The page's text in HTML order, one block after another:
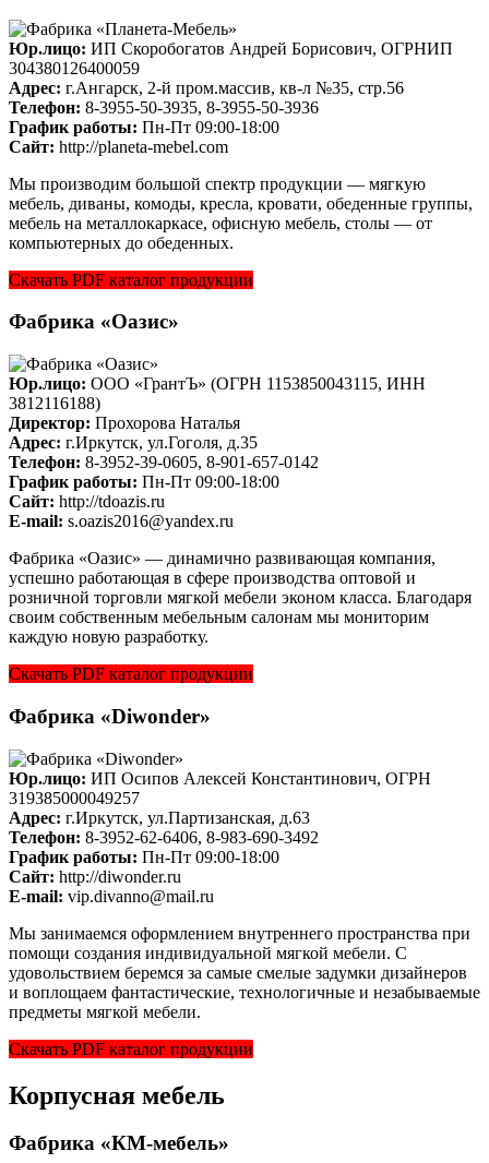
Юр.лицо: ИП Скоробогатов Андрей Борисович, ОГРНИП
304380126400059
Адрес: г.Ангарск, 2-й пром.массив, кв-л №35, стр.56
Телефон: 8-3955-50-3935, 8-3955-50-3936
График работы: Пн-Пт 09:00-18:00
Cайт: http://planeta-mebel.com
Мы производим большой спектр продукции — мягкую
мебель, диваны, комоды, кресла, кровати, обеденные группы,
мебель на металлокаркасе, офисную мебель, столы — от
компьютерных до обеденных.
Скачать PDF каталог продукции
Фабрика «Оазис»
Юр.лицо: ООО «ГрантЪ» (ОГРН 1153850043115, ИНН
3812116188)
Директор: Прохорова Наталья
Адрес: г.Иркутск, ул.Гоголя, д.35
Телефон: 8-3952-39-0605, 8-901-657-0142
График работы: Пн-Пт 09:00-18:00
Cайт: http://tdoazis.ru
E-mail: s.oazis2016@yandex.ru
Фабрика «Оазис» — динамично развивающая компания,
успешно работающая в сфере производства оптовой и
розничной торговли мягкой мебели эконом класса. Благодаря
своим собственным мебельным салонам мы мониторим
каждую новую разработку.
Скачать PDF каталог продукции
Фабрика «Diwonder»
Юр.лицо: ИП Осипов Алексей Константинович, ОГРН
319385000049257
Адрес: г.Иркутск, ул.Партизанская, д.63
Телефон: 8-3952-62-6406, 8-983-690-3492
График работы: Пн-Пт 09:00-18:00
Cайт: http://diwonder.ru
E-mail: vip.divanno@mail.ru
Мы занимаемся оформлением внутреннего пространства при
помощи создания индивидуальной мягкой мебели. С
удовольствием беремся за самые смелые задумки дизайнеров
и воплощаем фантастические, технологичные и незабываемые
предметы мягкой мебели.
Скачать PDF каталог продукции
Корпусная мебель
Фабрика «КМ-мебель»